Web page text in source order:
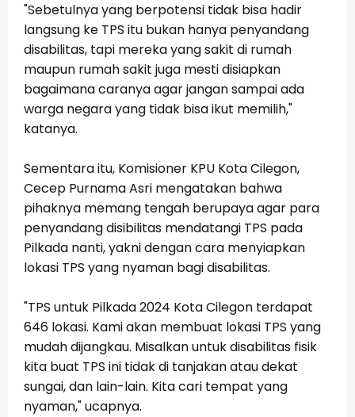
"Sebetulnya yang berpotensi tidak bisa hadir
langsung ke TPS itu bukan hanya penyandang
disabilitas, tapi mereka yang sakit di rumah
maupun rumah sakit juga mesti disiapkan
bagaimana caranya agar jangan sampai ada
warga negara yang tidak bisa ikut memilih,"
katanya.
Sementara itu, Komisioner KPU Kota Cilegon,
Cecep Purnama Asri mengatakan bahwa
pihaknya memang tengah berupaya agar para
penyandang disibilitas mendatangi TPS pada
Pilkada nanti, yakni dengan cara menyiapkan
lokasi TPS yang nyaman bagi disabilitas.
"TPS untuk Pilkada 2024 Kota Cilegon terdapat
646 lokasi. Kami akan membuat lokasi TPS yang
mudah dijangkau. Misalkan untuk disabilitas fisik
kita buat TPS ini tidak di tanjakan atau dekat
sungai, dan lain-lain. Kita cari tempat yang
nyaman," ucapnya.